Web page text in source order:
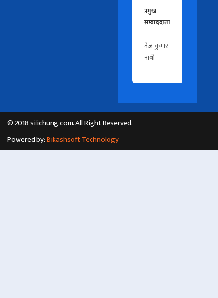
प्रमुख
सम्बाददाता
:
तेज कुमार
माबो
© 2018 silichung.com. All Right Reserved.
Powered by:Bikashsoft Technology